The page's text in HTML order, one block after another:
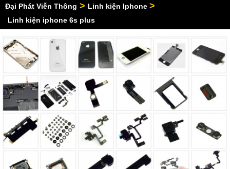
Đại Phát Viễn Thông > Linh kiện Iphone >
Linh kiện iphone 6s plus